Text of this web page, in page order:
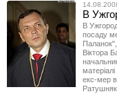
В
В
посаду
Віктора
екс-мер